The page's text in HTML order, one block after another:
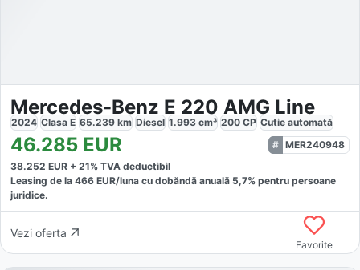
Mercedes-Benz E 220 AMG Line
2024 Clasa E 65.239 km Diesel 1.993 cm³ 200 CP Cutie automată
46.285 EUR
MER240948
38.252 EUR + 21% TVA deductibil
Leasing de la 466 EUR/luna cu dobăndă anuală 5,7% pentru persoane
juridice.
Vezi oferta
Favorite